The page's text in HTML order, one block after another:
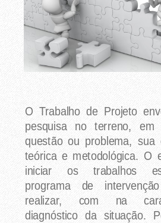
O Trabalho de Projeto
pesquisa no terreno,
questão ou problema, sua
teórica e metodológica. O
iniciar os trabalhos
programa de
realizar, com na
diagnóstico da situação.